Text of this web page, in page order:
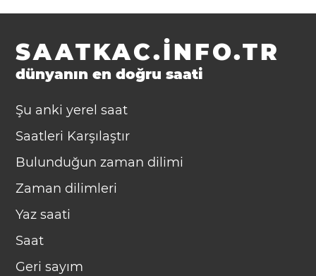
SAATKAC.INFO.TR
dünyanın en doğru saati
Şu anki yerel saat
Saatleri Karşılaştır
Bulunduğun zaman dilimi
Zaman dilimleri
Yaz saati
Saat
Geri sayım